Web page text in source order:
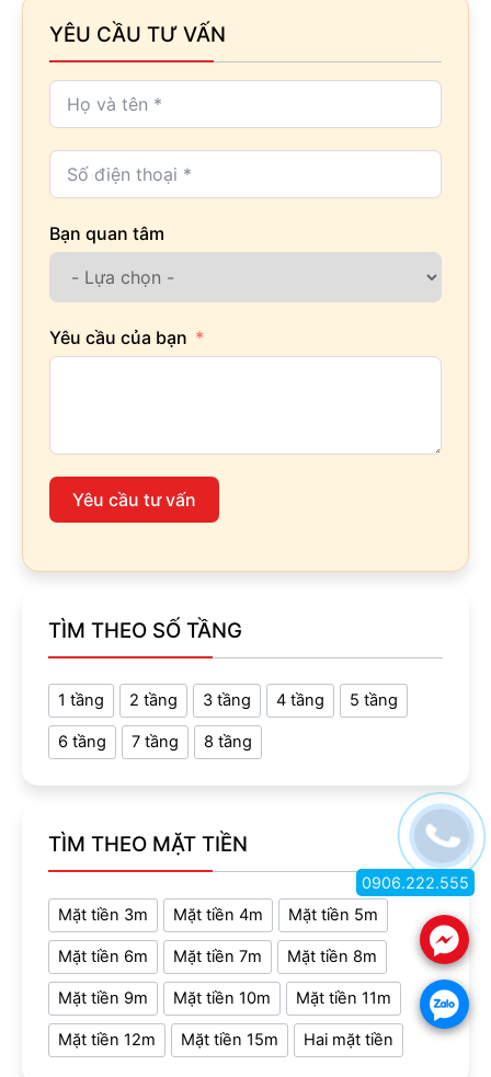
YÊU CẦU TƯ VẤN
Bạn quan tâm
Yêu cầu của bạn
Yêu cầu tư vấn
TÌM THEO SỐ TẦNG
1 tầng 2 tầng 3 tầng 4 tầng 5 tầng
6 tầng 7 tầng 8 tầng
TÌM THEO MẶT TIỀN
Mặt tiền 3m Mặt tiền 4m Mặt tiền 5m
Mặt tiền 6m Mặt tiền 7m Mặt tiền 8m
Mặt tiền 9m Mặt tiền 10m Mặt tiền 11m
Mặt tiền 12m Mặt tiền 15m Hai mặt tiền
.
.
0906.222.555